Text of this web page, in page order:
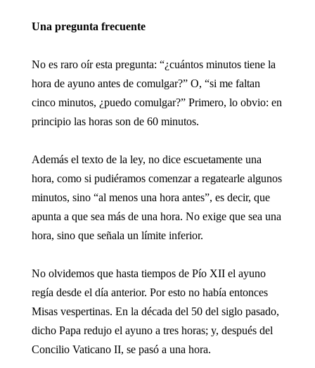
Una pregunta frecuente
No es raro oír esta pregunta: “¿cuántos minutos tiene la
hora de ayuno antes de comulgar?” O, “si me faltan
cinco minutos, ¿puedo comulgar?” Primero, lo obvio: en
principio las horas son de 60 minutos.
Además el texto de la ley, no dice escuetamente una
hora, como si pudiéramos comenzar a regatearle algunos
minutos, sino “al menos una hora antes”, es decir, que
apunta a que sea más de una hora. No exige que sea una
hora, sino que señala un límite inferior.
No olvidemos que hasta tiempos de Pío XII el ayuno
regía desde el día anterior. Por esto no había entonces
Misas vespertinas. En la década del 50 del siglo pasado,
dicho Papa redujo el ayuno a tres horas; y, después del
Concilio Vaticano II, se pasó a una hora.